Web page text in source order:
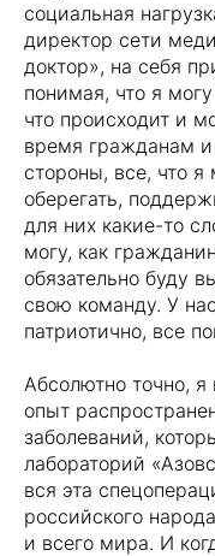
социальная
директор сети
доктор», на себя
понимая, что я
что происходит и
время гражданам
стороны, все, что я
оберегать,
для них какие-то
могу, как
обязательно буду
свою команду. У
патриотично, все
Абсолютно точно,
опыт
заболеваний,
лабораторий
вся эта
российского
и всего мира. И